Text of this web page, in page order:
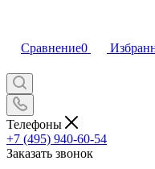
Сравнение0
Телефоны
+7 (495) 940-60-54
Заказать звонок